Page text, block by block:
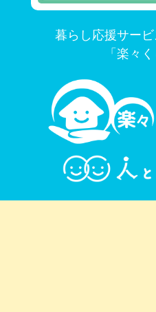
暮らし応援サー
「楽々